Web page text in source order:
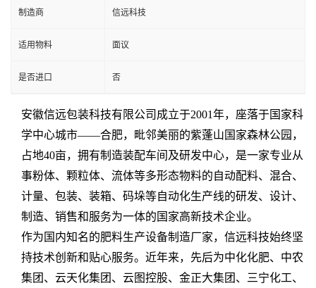
制造商 信远科技
适用物料 面议
是否进口 否
安徽信远包装科技有限公司成立于2001年，座落于国家科
学中心城市——合肥，毗邻美丽的紫蓬山国家森林公园，
占地40亩，拥有制造装配车间及研发中心，是一家专业从
事粉体、颗粒体、流体等多形态物料的自动配料、混合、
计量、包装、装箱、码垛等自动化生产线的研发、设计、
制造、销售和服务为一体的国家高新技术企业。
作为国内知名的肥料生产设备制造厂家，信远科技始终坚
持技术创新和贴心服务。近年来，先后为中化化肥、中农
集团、云天化集团、云图控股、金正大集团、三宁化工、